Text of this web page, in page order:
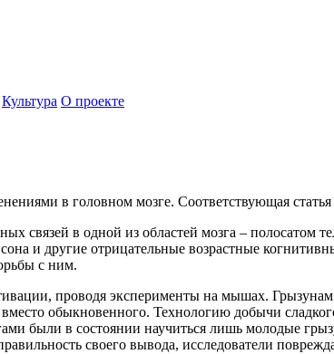
Культура О проекте
в головном мозге. Соответствующая
связей в одной из областей мозга – полосатом
и другие отрицательные возрастные
с ним.
проводя эксперименты на мышах. Грызунам
обыкновенного. Технологию добычи
были в состоянии научиться лишь молодые
своего вывода, исследователи